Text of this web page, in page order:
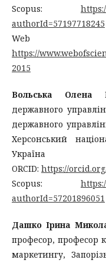
Scopus:
authorId=57197718245
Web
https://
2015
Вольська Олена
державного
державного
Херсонський
Україна
ORCID: https://
Scopus:
authorId=57201896051
Дашко Ірина
професор, професор
маркетингу,